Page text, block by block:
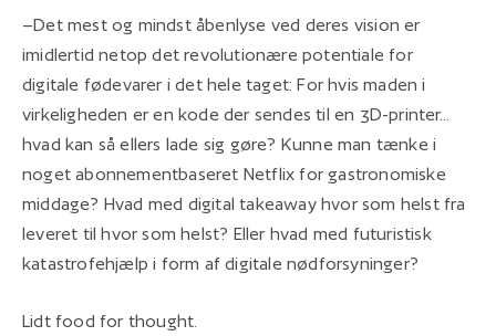
–Det mest og mindst åbenlyse ved deres vision er
imidlertid netop det revolutionære potentiale for
digitale fødevarer i det hele taget: For hvis maden i
virkeligheden er en kode der sendes til en 3D-printer...
hvad kan så ellers lade sig gøre? Kunne man tænke i
noget abonnementbaseret Netflix for gastronomiske
middage? Hvad med digital takeaway hvor som helst fra
leveret til hvor som helst? Eller hvad med futuristisk
katastrofehjælp i form af digitale nødforsyninger?
Lidt food for thought.